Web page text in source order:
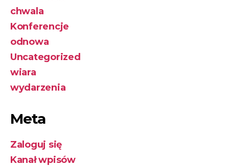
chwala
Konferencje
odnowa
Uncategorized
wiara
wydarzenia
Meta
Zaloguj się
Kanał wpisów